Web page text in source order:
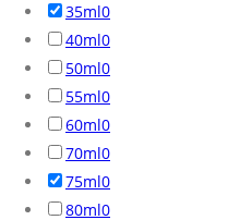
35ml0
40ml0
50ml0
55ml0
60ml0
70ml0
75ml0
80ml0